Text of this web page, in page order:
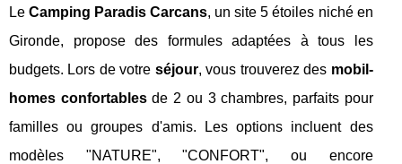
LeCamping Paradis Carcans, un site 5 étoiles niché en
Gironde, propose des formules adaptées à tous les
budgets. Lors de votre séjour, vous trouverez des mobil-
homes confortablesde 2 ou 3 chambres, parfaits pour
familles ou groupes d'amis. Les options incluent des
modèles "NATURE", "CONFORT", ou encore